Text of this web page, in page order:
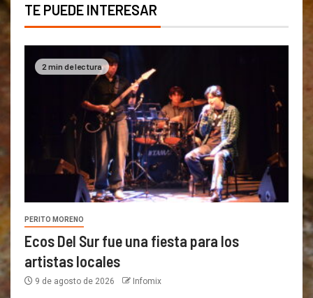
TE PUEDE INTERESAR
2 min de lectura
PERITO MORENO
Ecos Del Sur fue una fiesta para los
artistas locales
9 de agosto de 2026 Infomix